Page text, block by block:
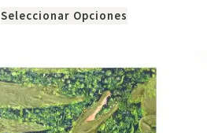
Seleccionar Opciones